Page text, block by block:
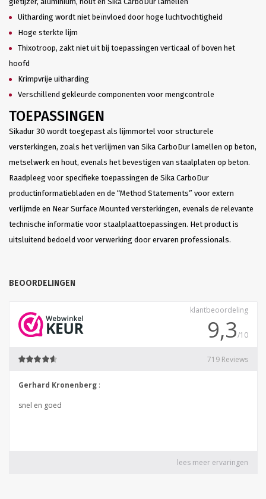
Uitharding wordt niet beïnvloed door hoge luchtvochtigheid
Hoge sterkte lijm
Thixotroop, zakt niet uit bij toepassingen verticaal of boven het
hoofd
Krimpvrije uitharding
Verschillend gekleurde componenten voor mengcontrole
TOEPASSINGEN
Sikadur 30 wordt toegepast als lijmmortel voor structurele
versterkingen, zoals het verlijmen van Sika CarboDur lamellen op beton,
metselwerk en hout, evenals het bevestigen van staalplaten op beton.
Raadpleeg voor specifieke toepassingen de Sika CarboDur
productinformatiebladen en de “Method Statements” voor extern
verlijmde en Near Surface Mounted versterkingen, evenals de relevante
technische informatie voor staalplaattoepassingen. Het product is
uitsluitend bedoeld voor verwerking door ervaren professionals.
BEOORDELINGEN